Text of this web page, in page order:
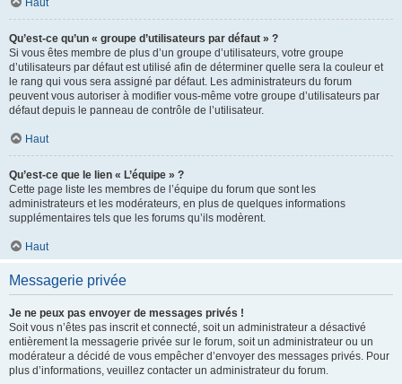
Haut
Qu’est-ce qu’un « groupe d’utilisateurs par défaut » ?
Si vous êtes membre de plus d’un groupe d’utilisateurs, votre groupe
d’utilisateurs par défaut est utilisé afin de déterminer quelle sera la couleur et
le rang qui vous sera assigné par défaut. Les administrateurs du forum
peuvent vous autoriser à modifier vous-même votre groupe d’utilisateurs par
défaut depuis le panneau de contrôle de l’utilisateur.
Haut
Qu’est-ce que le lien « L’équipe » ?
Cette page liste les membres de l’équipe du forum que sont les
administrateurs et les modérateurs, en plus de quelques informations
supplémentaires tels que les forums qu’ils modèrent.
Haut
Messagerie privée
Je ne peux pas envoyer de messages privés !
Soit vous n’êtes pas inscrit et connecté, soit un administrateur a désactivé
entièrement la messagerie privée sur le forum, soit un administrateur ou un
modérateur a décidé de vous empêcher d’envoyer des messages privés. Pour
plus d’informations, veuillez contacter un administrateur du forum.